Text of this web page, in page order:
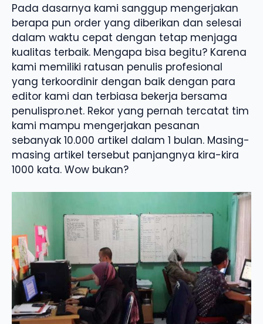
Pada dasarnya kami sanggup mengerjakan
berapa pun order yang diberikan dan selesai
dalam waktu cepat dengan tetap menjaga
kualitas terbaik. Mengapa bisa begitu? Karena
kami memiliki ratusan penulis profesional
yang terkoordinir dengan baik dengan para
editor kami dan terbiasa bekerja bersama
penulispro.net. Rekor yang pernah tercatat tim
kami mampu mengerjakan pesanan
sebanyak 10.000 artikel dalam 1 bulan. Masing-
masing artikel tersebut panjangnya kira-kira
1000 kata. Wow bukan?